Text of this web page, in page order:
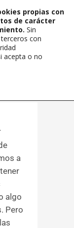
a
algo
Pero
propias con
de carácter
Sin
con
acepta o no